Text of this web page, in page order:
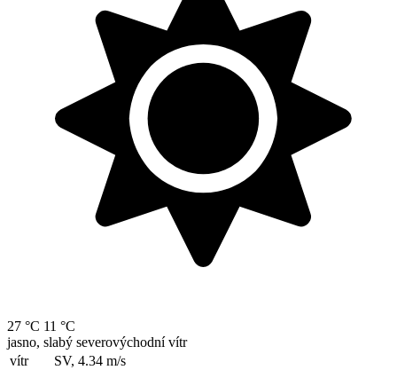
27 °C 11 °C
jasno, slabý severovýchodní vítr
vítr
SV, 4.34 m/s